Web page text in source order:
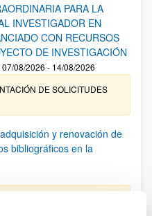
PARA LA
INVESTIGADOR EN
CON RECURSOS
DE INVESTIGACIÓN
08/2026 - 14/08/2026
DE SOLICITUDES
y renovación de
bibliográficos en la